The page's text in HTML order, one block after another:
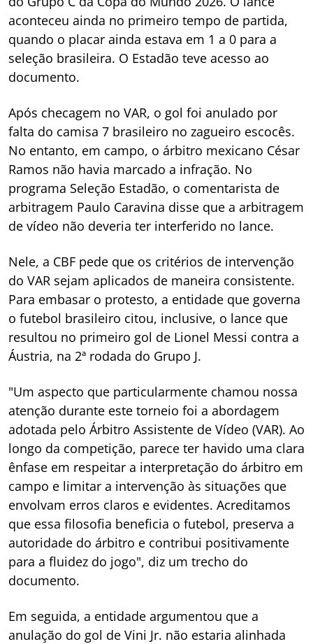
aconteceu ainda no primeiro tempo de partida,
quando o placar ainda estava em 1 a 0 para a
seleção brasileira. O Estadão teve acesso ao
documento.
Após checagem no VAR, o gol foi anulado por
falta do camisa 7 brasileiro no zagueiro escocês.
No entanto, em campo, o árbitro mexicano César
Ramos não havia marcado a infração. No
programa Seleção Estadão, o comentarista de
arbitragem Paulo Caravina disse que a arbitragem
de vídeo não deveria ter interferido no lance.
Nele, a CBF pede que os critérios de intervenção
do VAR sejam aplicados de maneira consistente.
Para embasar o protesto, a entidade que governa
o futebol brasileiro citou, inclusive, o lance que
resultou no primeiro gol de Lionel Messi contra a
Áustria, na 2ª rodada do Grupo J.
"Um aspecto que particularmente chamou nossa
atenção durante este torneio foi a abordagem
adotada pelo Árbitro Assistente de Vídeo (VAR). Ao
longo da competição, parece ter havido uma clara
ênfase em respeitar a interpretação do árbitro em
campo e limitar a intervenção às situações que
envolvam erros claros e evidentes. Acreditamos
que essa filosofia beneficia o futebol, preserva a
autoridade do árbitro e contribui positivamente
para a fluidez do jogo", diz um trecho do
documento.
Em seguida, a entidade argumentou que a
anulação do gol de Vini Jr. não estaria alinhada